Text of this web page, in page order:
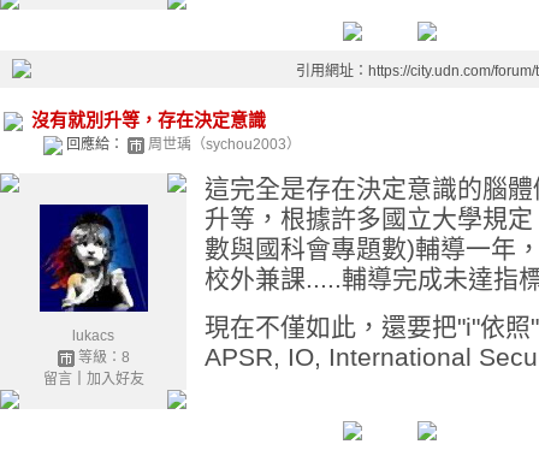
引用網址：https://city.udn.com/
沒有就別升等，存在決定意識
回應給： 周世瑀（sychou2003）
lukacs
等級：8
留言｜ 加入好友
這完全是存在決定意識的腦
升等，根據許多國立大學規
數與國科會專題數)輔導一年
校外兼課.....輔導完成未達指
現在不僅如此，還要把"i"依
APSR, IO, International